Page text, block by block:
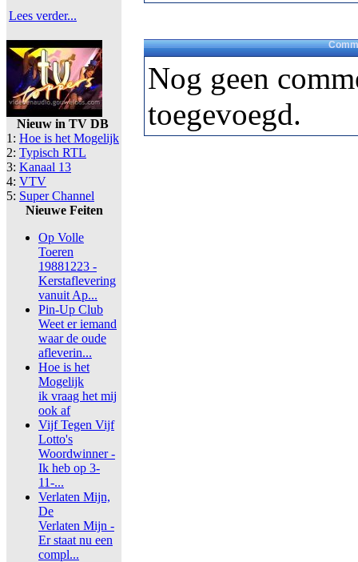
Lees verder...
Nieuw in TV DB
1: Hoe is het Mogelijk
2: Typisch RTL
3: Kanaal 13
4: VTV
5: Super Channel
Nieuwe Feiten
Op Volle
Toeren
19881223 -
Kerstaflevering
vanuit Ap...
Pin-Up Club
Weet er iemand
waar de oude
afleverin...
Hoe is het
Mogelijk
ik vraag het mij
ook af
Vijf Tegen Vijf
Lotto's
Woordwinner -
Ik heb op 3-
11-...
Verlaten Mijn,
De
Verlaten Mijn -
Er staat nu een
compl...
Nog geen
toegevoegd.